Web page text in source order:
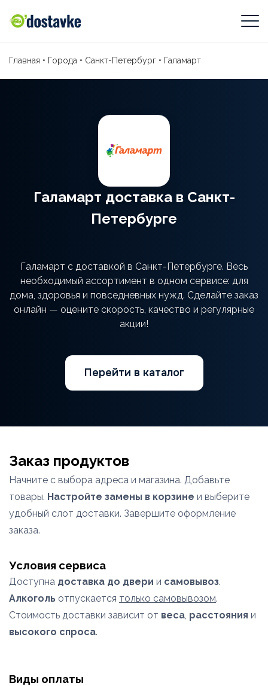
Главная • Города • Санкт-Петербург • Галамарт
Галамарт доставка в Санкт-
Петербурге
Галамарт с доставкой в Санкт-Петербурге. Весь
необходимый ассортимент в одном сервисе: для
дома, здоровья и повседневных нужд. Сделайте заказ
онлайн — оцените скорость, качество и регулярные
акции!
Перейти в каталог
Заказ продуктов
Начните с выбора адреса и магазина. Добавьте
товары. Настройте замены в корзине и выберите
удобный слот доставки. Завершите оформление
заказа.
Условия сервиса
Доступна доставка до двери и самовывоз.
Алкоголь отпускается только самовывозом.
Стоимость доставки зависит от веса, расстояния и
высокого спроса.
Виды оплаты